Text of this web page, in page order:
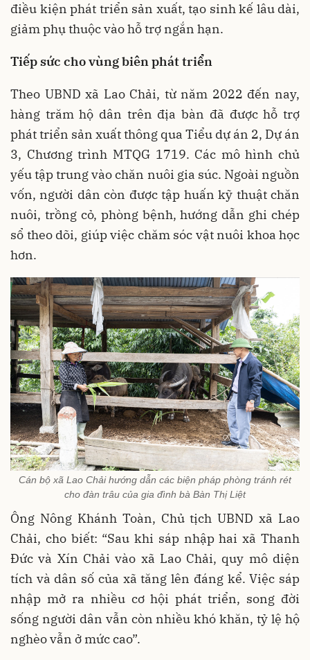
điều kiện phát triển sản xuất, tạo sinh kế lâu dài,
giảm phụ thuộc vào hỗ trợ ngắn hạn.
Tiếp sức cho vùng biên phát triển
Theo UBND xã Lao Chải, từ năm 2022 đến nay,
hàng trăm hộ dân trên địa bàn đã được hỗ trợ
phát triển sản xuất thông qua Tiểu dự án 2, Dự án
3, Chương trình MTQG 1719. Các mô hình chủ
yếu tập trung vào chăn nuôi gia súc. Ngoài nguồn
vốn, người dân còn được tập huấn kỹ thuật chăn
nuôi, trồng cỏ, phòng bệnh, hướng dẫn ghi chép
sổ theo dõi, giúp việc chăm sóc vật nuôi khoa học
hơn.
Cán bộ xã Lao Chải hướng dẫn các biện pháp phòng tránh rét
cho đàn trâu của gia đình bà Bàn Thị Liệt
Ông Nông Khánh Toàn, Chủ tịch UBND xã Lao
Chải, cho biết: “Sau khi sáp nhập hai xã Thanh
Đức và Xín Chải vào xã Lao Chải, quy mô diện
tích và dân số của xã tăng lên đáng kể. Việc sáp
nhập mở ra nhiều cơ hội phát triển, song đời
sống người dân vẫn còn nhiều khó khăn, tỷ lệ hộ
nghèo vẫn ở mức cao”.